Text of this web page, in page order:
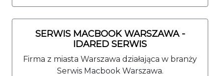
SERWIS MACBOOK WARSZAWA -
IDARED SERWIS
Firma z miasta Warszawa działająca w branży
Serwis Macbook Warszawa.